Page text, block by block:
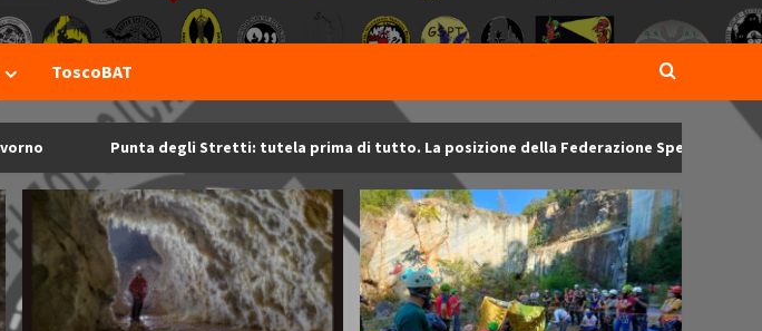
ToscoBAT
Punta degli Stretti: tutela prima di tutto. La posizione della Federazione Speleologica